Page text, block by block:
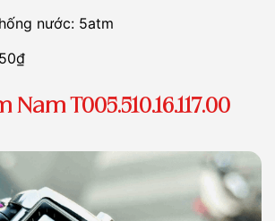
nước: 5atm
T005.510.16.117.00